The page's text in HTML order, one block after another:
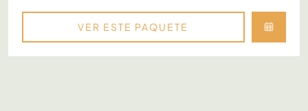
VER ESTE PAQUETE